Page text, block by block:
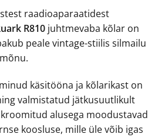
raadioaparaatidest
R810 juhtmevaba kõlar on
peale vintage-stiilis silmailu
käsitööna ja kõlarikast on
valmistatud jätkusuutlikult
alusega moodustavad
koosluse, mille üle võib igas